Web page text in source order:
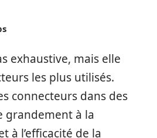
exhaustive, mais elle
les plus utilisés.
connecteurs dans des
grandement à la
à l’efficacité de la